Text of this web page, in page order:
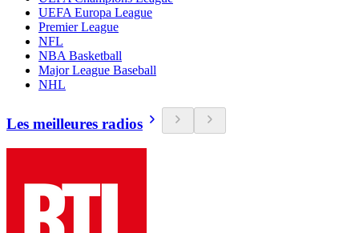
UEFA Europa League
Premier League
NFL
NBA Basketball
Major League Baseball
NHL
Les meilleures radios